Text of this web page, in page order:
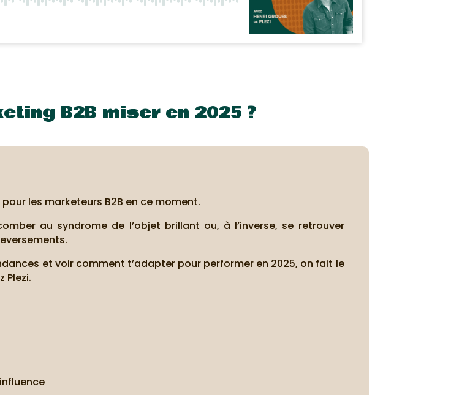
B2B miser en 2025 ?
les marketeurs B2B en ce moment.
au syndrome de l’objet brillant ou, à l’inverse, se retrouver
et voir comment t’adapter pour performer en 2025, on fait le
Plezi.